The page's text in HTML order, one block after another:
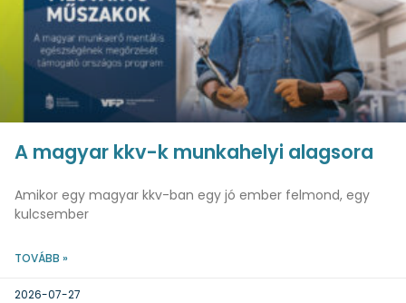
A magyar kkv-k munkahelyi alagsora
Amikor egy magyar kkv-ban egy jó ember felmond, egy
kulcsember
TOVÁBB »
2026-07-27